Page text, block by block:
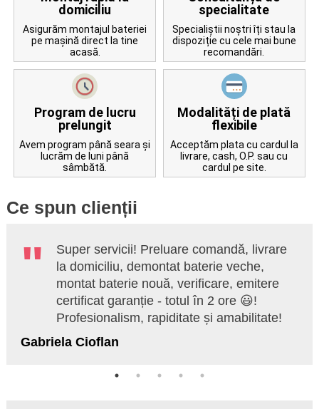
domiciliu
Asigurăm montajul bateriei
pe mașină direct la tine
acasă.
specialitate
Specialiștii noștri îți stau la
dispoziție cu cele mai bune
recomandări.
Program de lucru
prelungit
Avem program până seara și
lucrăm de luni până
sâmbătă.
Modalități de plată
flexibile
Acceptăm plata cu cardul la
livrare, cash, O.P. sau cu
cardul pe site.
Ce spun clienții
Super servicii! Preluare comandă, livrare
la domiciliu, demontat baterie veche,
montat baterie nouă, verificare, emitere
certificat garanție - totul în 2 ore 😃!
Profesionalism, rapiditate și amabilitate!
Gabriela Cioflan